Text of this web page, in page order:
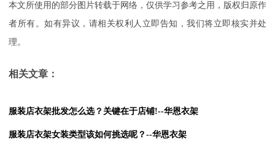
本文所使用的部分图片转载于网络，仅供学习参考之用，版权归原作
者所有。如有异议，请相关权利人立即告知，我们将立即核实并处
理。
相关文章：
服装店衣架批发怎么选？关键在于店铺!--华恩衣架
服装店衣架女装类型该如何挑选呢？--华恩衣架